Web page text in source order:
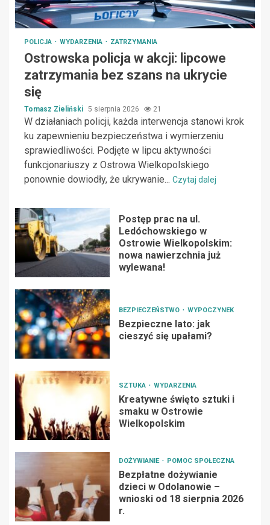
POLICJA WYDARZENIA ZATRZYMANIA
Ostrowska policja w akcji: lipcowe
zatrzymania bez szans na ukrycie
się
Tomasz Zieliński 5 sierpnia 2026 21
W działaniach policji, każda interwencja stanowi krok
ku zapewnieniu bezpieczeństwa i wymierzeniu
sprawiedliwości. Podjęte w lipcu aktywności
funkcjonariuszy z Ostrowa Wielkopolskiego
ponownie dowiodły, że ukrywanie... Czytaj dalej
Postęp prac na ul.
Ledóchowskiego w
Ostrowie Wielkopolskim:
nowa nawierzchnia już
wylewana!
BEZPIECZEŃSTWO WYPOCZYNEK
Bezpieczne lato: jak
cieszyć się upałami?
SZTUKA WYDARZENIA
Kreatywne święto sztuki i
smaku w Ostrowie
Wielkopolskim
DOŻYWIANIE POMOC SPOŁECZNA
Bezpłatne dożywianie
dzieci w Odolanowie –
wnioski od 18 sierpnia 2026
r.